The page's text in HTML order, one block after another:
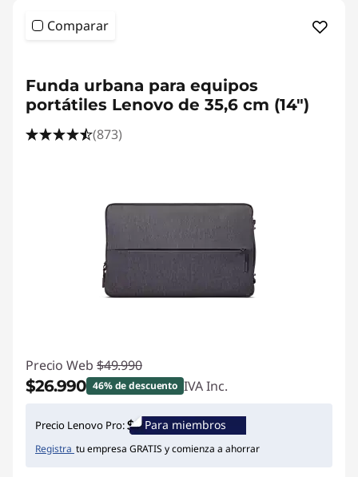
Comparar
Funda urbana para equipos
portátiles Lenovo de 35,6 cm (14")
(873)
Precio Web $49.990
$26.990 46% de descuento IVA Inc.
Ahorros instantáneos :-$23.000
Precio Lenovo Pro: Para miembros
Registra tu empresa GRATIS y comienza a ahorrar